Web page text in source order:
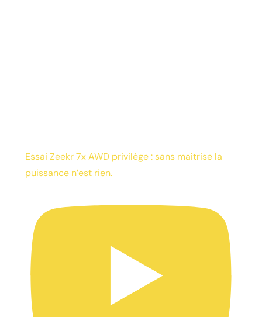
Essai Zeekr 7x AWD privilège : sans maitrise la
puissance n’est rien.